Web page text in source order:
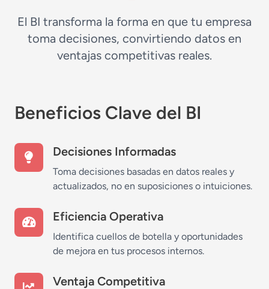
El BI transforma la forma en que tu empresa
toma decisiones, convirtiendo datos en
ventajas competitivas reales.
Beneficios Clave del BI
Decisiones Informadas
Toma decisiones basadas en datos reales y
actualizados, no en suposiciones o intuiciones.
Eficiencia Operativa
Identifica cuellos de botella y oportunidades
de mejora en tus procesos internos.
Ventaja Competitiva